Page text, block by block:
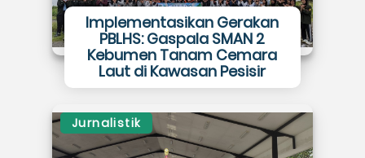
Implementasikan Gerakan
PBLHS: Gaspala SMAN 2
Kebumen Tanam Cemara
Laut di Kawasan Pesisir
Jurnalistik